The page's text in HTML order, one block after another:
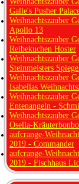
Galle's Pusher
Weihnachtszauber
Apollo 13
Weihnachtszauber
Reibekuchen Hoster
Weihnachtszauber
Steinmeisters
Weihnachtszauber
Isabellas
Weihnachtszauber
Entenangeln -
Weihnachtszauber
Osella-
aufcrange-
2019 - Commander
aufcrange-
2019 - Fischhaus